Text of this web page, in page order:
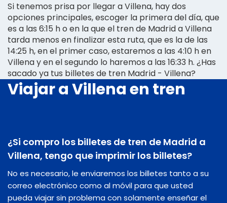
Si tenemos prisa por llegar a Villena, hay dos
opciones principales, escoger la primera del día, que
es a las 6:15 h o en la que el tren de Madrid a Villena
tarda menos en finalizar esta ruta, que es la de las
14:25 h, en el primer caso, estaremos a las 4:10 h en
Villena y en el segundo lo haremos a las 16:33 h. ¿Has
sacado ya tus billetes de tren Madrid - Villena?
Viajar a Villena en tren
¿Si compro los billetes de tren de Madrid a
Villena, tengo que imprimir los billetes?
No es necesario, le enviaremos los billetes tanto a su
correo electrónico como al móvil para que usted
pueda viajar sin problema con solamente enseñar el